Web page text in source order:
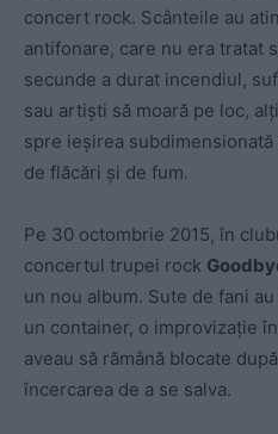
concert rock. Scânteile au
antifonare, care nu era tratat
secunde a durat incendiul,
sau artiști să moară pe loc,
spre ieșirea
de flăcări și de fum.
Pe 30 octombrie 2015, în
concertul trupei rock
un nou album. Sute de fani
un container, o improvizație
aveau să rămână blocate
încercarea de a se salva.